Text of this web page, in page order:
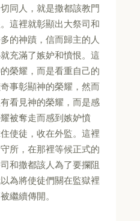
同人，就是撒都該教門
這裡就彰顯出大祭司和
的神蹟，信而歸主的人
充滿了嫉妒和憤恨。這
榮耀，而是看重自己的
事彰顯神的榮耀，然而
看見神的榮耀，而是感
被奪走而感到嫉妒憤
使徒，收在外監。這裡
所，在那裡等候正式的
和撒都該人為了要攔阻
為將使徒們關在監獄裡
繼續傳開。